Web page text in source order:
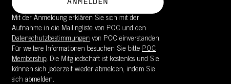
ANMELDEN
Mit der Anmeldung erklären Sie sich mit der
Aufnahme in die Mailingliste von POC und den
Datenschutzbestimmungen von POC einverstanden.
Für weitere Informationen besuchen Sie bitte POC
Membership. Die Mitgliedschaft ist kostenlos und Sie
können sich jederzeit wieder abmelden, indem Sie
sich abmelden.